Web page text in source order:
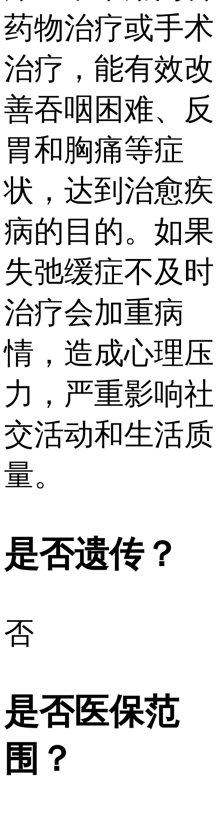
药物治疗或手术
治疗，能有效改
善吞咽困难、反
胃和胸痛等症
状，达到治愈疾
病的目的。如果
失弛缓症不及时
治疗会加重病
情，造成心理压
力，严重影响社
交活动和生活质
量。
是否遗传？
否
是否医保范
围？